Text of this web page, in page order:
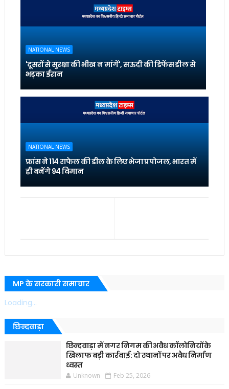
NATIONAL NEWS
'दूसरों से सुरक्षा की भीख न मांगें', सऊदी की डिफेंस डील से
भड़का ईरान
NATIONAL NEWS
फ्रांस ने 114 राफेल की डील के लिए भेजा प्रपोजल, भारत में
ही बनेंगे 94 विमान
MP के सरकारी समाचार
Loading...
छिन्दवाड़ा
छिन्दवाड़ा में नगर निगम की अवैध कॉलोनियों के
खिलाफ बड़ी कार्रवाई: दो स्थानों पर अवैध निर्माण
ध्वस्त
Unknown Feb 25, 2026